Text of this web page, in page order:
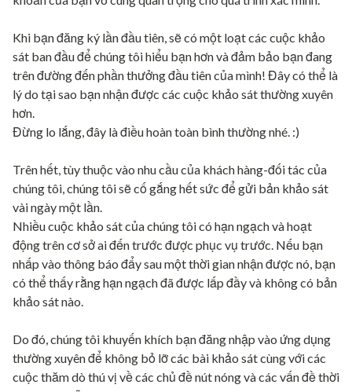
Khi bạn đăng ký lần đầu tiên, sẽ có một loạt các cuộc khảo
sát ban đầu để chúng tôi hiểu bạn hơn và đảm bảo bạn đang
trên đường đến phần thưởng đầu tiên của mình! Đây có thể là
lý do tại sao bạn nhận được các cuộc khảo sát thường xuyên
hơn.
Đừng lo lắng, đây là điều hoàn toàn bình thường nhé. :)
Trên hết, tùy thuộc vào nhu cầu của khách hàng-đối tác của
chúng tôi, chúng tôi sẽ cố gắng hết sức để gửi bản khảo sát
vài ngày một lần.
Nhiều cuộc khảo sát của chúng tôi có hạn ngạch và hoạt
động trên cơ sở ai đến trước được phục vụ trước. Nếu bạn
nhấp vào thông báo đẩy sau một thời gian nhận được nó, bạn
có thể thấy rằng hạn ngạch đã được lấp đầy và không có bản
khảo sát nào.
Do đó, chúng tôi khuyến khích bạn đăng nhập vào ứng dụng
thường xuyên để không bỏ lỡ các bài khảo sát cùng với các
cuộc thăm dò thú vị về các chủ đề nút nóng và các vấn đề thời